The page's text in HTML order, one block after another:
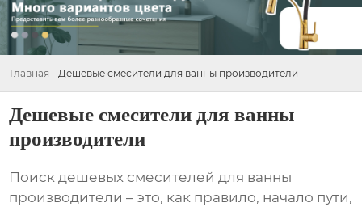
Главная - Дешевые смесители для ванны производители
Дешевые смесители для ванны
производители
Поискдешевых смесителей для ванны
производители – это, как правило, начало пути,